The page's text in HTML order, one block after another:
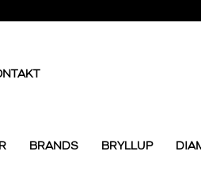
BRANDS BRYLLUP